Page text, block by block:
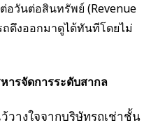
อวันต่อสินทรัพย์ (Revenue
ถดึงออกมาดูได้ทันทีโดยไม่
ารจัดการระดับสากล
วางใจจากบริษัทรถเช่าชั้น